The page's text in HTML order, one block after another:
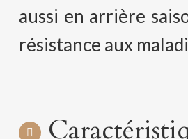
aussi en arrière
résistance aux